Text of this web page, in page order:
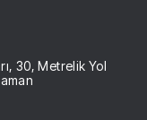
30, Metrelik Yol